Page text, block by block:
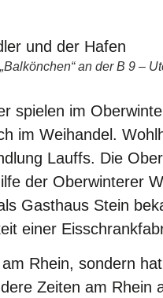
an der B 9 –
spielen im
im Weihandel.
Lauffs. Die
der Oberwinterer
Gasthaus Stein
einer
Rhein, sondern
Zeiten am